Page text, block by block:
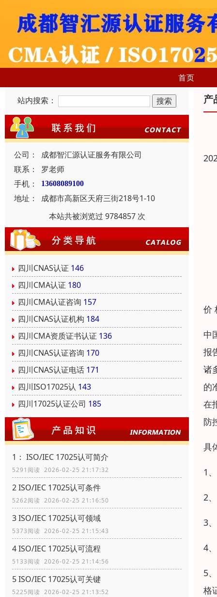
首页
站内搜索：
公司：
成都智汇源认证服务有限公司
联系：
罗老师
手机：
13608089100
地址：
成都市高新区天府三街218号1-10
本站共被浏览过 9784857 次
四川CNAS认证 146
四川CMA认证 180
四川CMA认证咨询 157
四川CNAS认证机构 184
四川CMA资质证书认证 136
四川CNAS认证咨询 170
四川CNAS认证电话 171
四川ISO17025认 143
四川17025认证公司 185
1： ISO/IEC 17025认可简介
5291阅读 2026-02-25 21:17:32
2 ISO/IEC 17025认可条件
5262阅读 2026-02-25 21:16:50
3 ISO/IEC 17025认可领域
5373阅读 2026-02-25 21:15:43
4 ISO/IEC 17025认可流程
5133阅读 2026-02-25 21:14:56
5 ISO/IEC 17025认可关键
5225阅读 2026-02-25 21:13:52
产
价
中
报
诸
的
在
防
具
1
2
3
4
5
格